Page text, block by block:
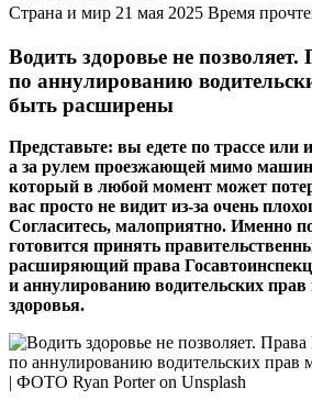
Страна и мир 21 мая 2025 Время
Водить здоровье не
по аннулированию
быть расширены
Представьте: вы едете по трассе или
а за рулем проезжающей мимо
который в любой момент может
вас просто не видит из‑за очень
Согласитесь, малоприятно. Именно
готовится принять
расширяющий права
и аннулированию водительских прав
здоровья.